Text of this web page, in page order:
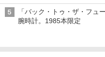
「Galaxy Z Fold」
「バック・トゥ・ザ・フュ
腕時計。1985本限定